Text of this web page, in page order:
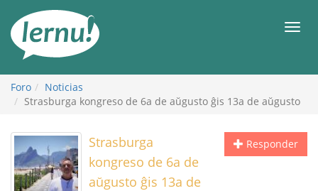
Foro
Noticias
Strasburga kongreso de 6a de aŭgusto ĝis 13a de aŭgusto
Responder
Strasburga
kongreso de 6a de
aŭgusto ĝis 13a de